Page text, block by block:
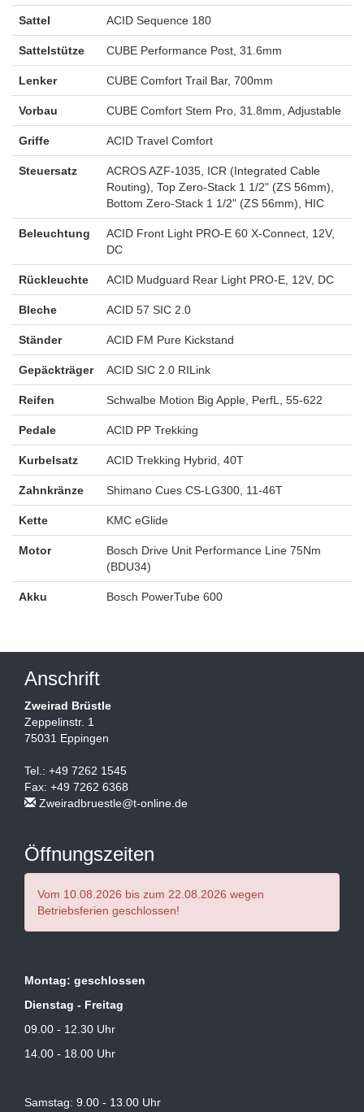
Sattel ACID Sequence 180
Sattelstütze CUBE Performance Post, 31.6mm
Lenker CUBE Comfort Trail Bar, 700mm
Vorbau CUBE Comfort Stem Pro, 31.8mm, Adjustable
Griffe ACID Travel Comfort
Steuersatz
ACROS AZF-1035, ICR (Integrated Cable
Routing), Top Zero-Stack 1 1/2" (ZS 56mm),
Bottom Zero-Stack 1 1/2" (ZS 56mm), HIC
Beleuchtung
ACID Front Light PRO-E 60 X-Connect, 12V,
DC
Rückleuchte ACID Mudguard Rear Light PRO-E, 12V, DC
Bleche ACID 57 SIC 2.0
Ständer ACID FM Pure Kickstand
Gepäckträger ACID SIC 2.0 RILink
Reifen Schwalbe Motion Big Apple, PerfL, 55-622
Pedale ACID PP Trekking
Kurbelsatz ACID Trekking Hybrid, 40T
Zahnkränze Shimano Cues CS-LG300, 11-46T
Kette KMC eGlide
Motor
Bosch Drive Unit Performance Line 75Nm
(BDU34)
Akku Bosch PowerTube 600
Anschrift
Zweirad Brüstle
Zeppelinstr. 1
75031 Eppingen
Tel.: +49 7262 1545
Fax: +49 7262 6368
Zweiradbruestle@t-online.de
Öffnungszeiten
Vom 10.08.2026 bis zum 22.08.2026 wegen
Betriebsferien geschlossen!
Montag: geschlossen
Dienstag - Freitag
09.00 - 12.30 Uhr
14.00 - 18.00 Uhr
Samstag: 9.00 - 13.00 Uhr